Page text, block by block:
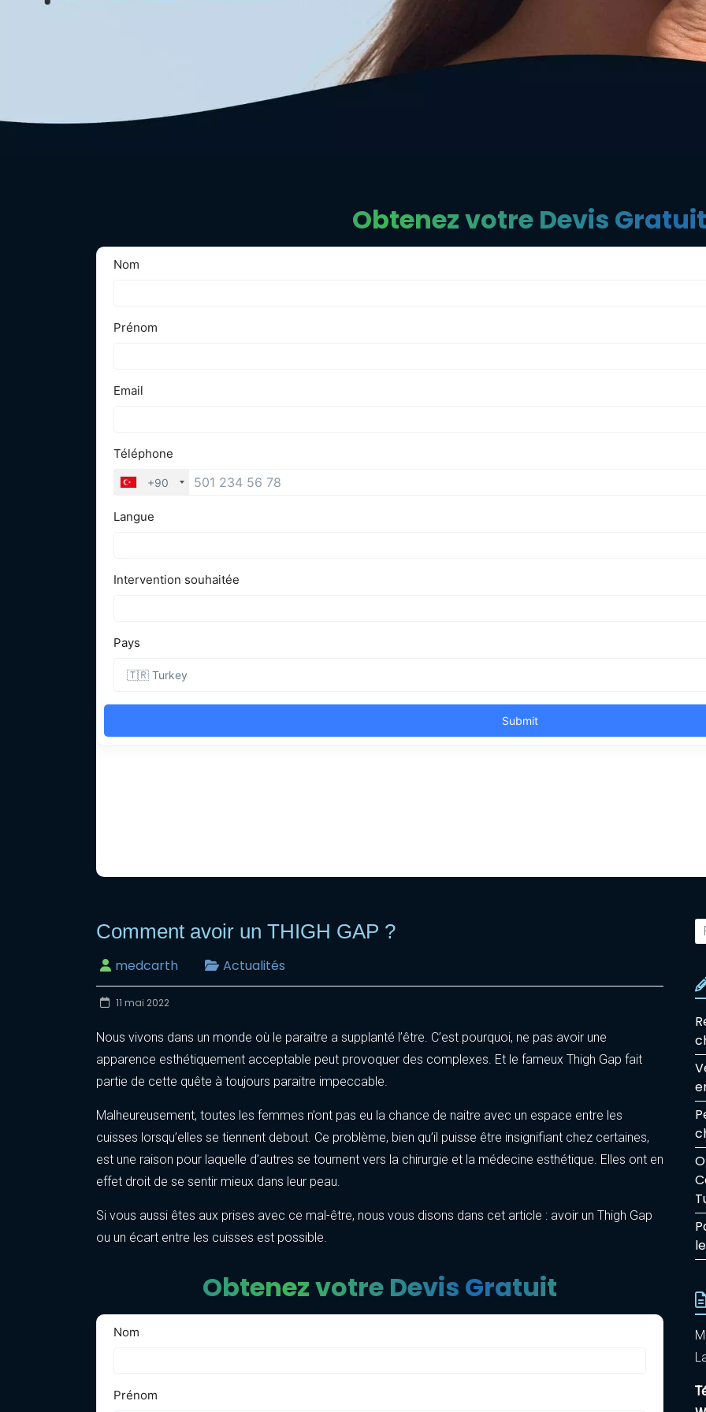
Obtenez votre Devis Gratuit
Comment avoir un THIGH GAP ?
medcarth Actualités
11 mai 2022
Nous vivons dans un monde où le paraitre a supplanté l’être. C’est pourquoi, ne pas avoir une
apparence esthétiquement acceptable peut provoquer des complexes. Et le fameux Thigh Gap fait
partie de cette quête à toujours paraitre impeccable.
Malheureusement, toutes les femmes n’ont pas eu la chance de naitre avec un espace entre les
cuisses lorsqu’elles se tiennent debout. Ce problème, bien qu’il puisse être insignifiant chez certaines,
est une raison pour laquelle d’autres se tournent vers la chirurgie et la médecine esthétique. Elles ont en
effet droit de se sentir mieux dans leur peau.
Si vous aussi êtes aux prises avec ce mal-être, nous vous disons dans cet article : avoir un Thigh Gap
ou un écart entre les cuisses est possible.
Obtenez votre Devis Gratuit